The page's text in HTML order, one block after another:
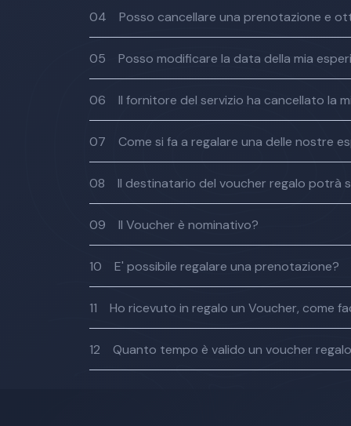
04 Posso cancellare una prenotazione e
05 Posso modificare la data della mia
06 Il fornitore del servizio ha cancellato la
07 Come si fa a regalare una delle nostre
08 Il destinatario del voucher regalo potrà
09 Il Voucher è nominativo?
10 E' possibile regalare una prenotazione?
11 Ho ricevuto in regalo un Voucher, come
12 Quanto tempo è valido un voucher